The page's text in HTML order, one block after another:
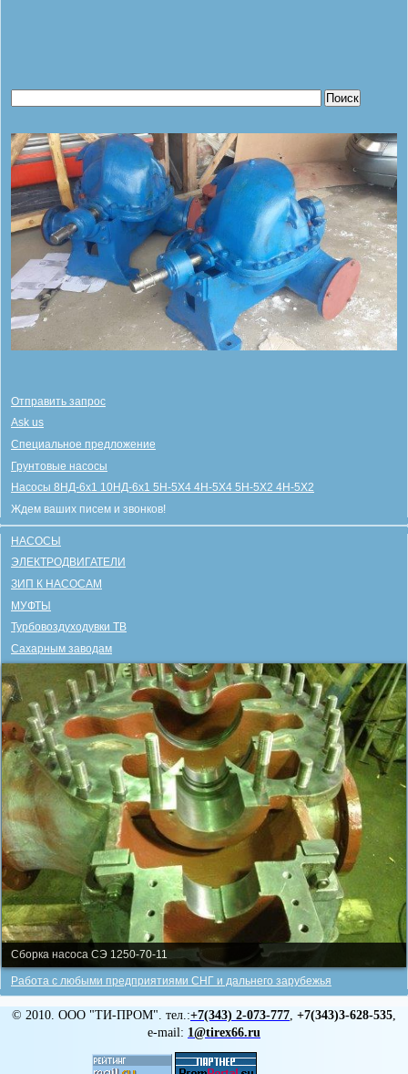
Отправить запрос
Ask us
Специальное предложение
Грунтовые насосы
Насосы 8НД-6х1 10НД-6х1 5Н-5Х4 4Н-5Х4 5Н-5Х2 4Н-5Х2
Ждем ваших писем и звонков!
НАСОСЫ
ЭЛЕКТРОДВИГАТЕЛИ
ЗИП К НАСОСАМ
МУФТЫ
Турбовоздуходувки ТВ
Сахарным заводам
Сборка насоса СЭ 1250-70-11
Работа с любыми предприятиями СНГ и дальнего зарубежья
© 2010. ООО "ТИ-ПРОМ". тел.:+7(343) 2-073-777, +7(343)3-628-535,
e-mail: 1@tirex66.ru